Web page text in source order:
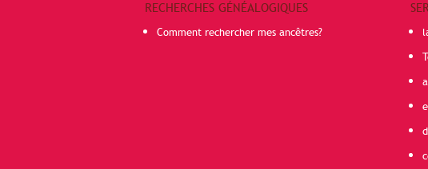
RECHERCHES GÉNÉALOGIQUES
Comment rechercher mes ancêtres?